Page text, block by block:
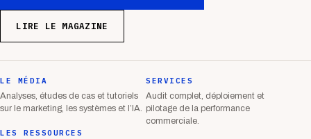
LIRE LE MAGAZINE
LE MÉDIA
Analyses, études de cas et tutoriels
sur le marketing, les systèmes et l’IA.
SERVICES
Audit complet, déploiement et
pilotage de la performance
commerciale.
LES RESSOURCES